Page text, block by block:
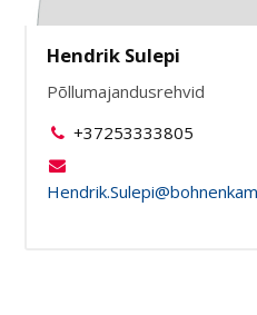
Hendrik Sulepi
Põllumajandusrehvid
+37253333805